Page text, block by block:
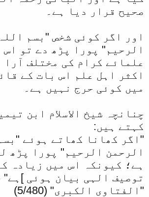
صحیح قرار دیا ہے۔
اور اگر کوئی شخص "بسم
الرحیم" پورا پڑھ دے تو اس
علمائے کرام کی مختلف آرا
اکثر اہل علم اس بات کے
میں کوئی حرج نہیں ہے۔
چنانچہ شیخ الاسلام ابن
کہتے ہیں:
"اگر کھانا کھاتے ہوئے
الرحمن الرحیم" پورا پڑھ
ہے؛ کیونکہ اس میں زیادہ
توصیف الہی بیان ہوئی ]ہے"
"الفتاوى الكبرى" (5/480)